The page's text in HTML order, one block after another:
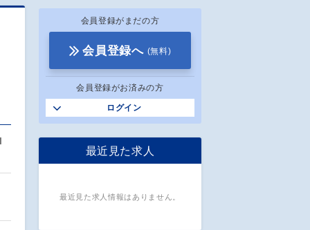
会員登録がまだの方
会員登録へ (無料)
会員登録がお済みの方
ログイン
最近見た求人
最近見た求人情報はありません。